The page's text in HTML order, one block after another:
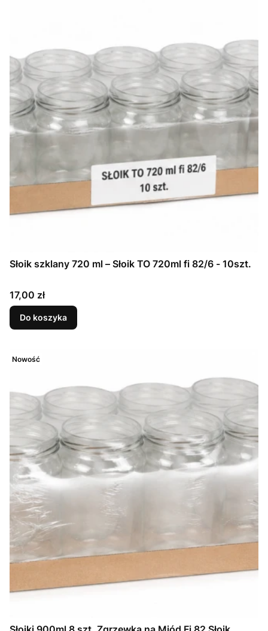
Słoik szklany 720 ml – Słoik TO 720ml fi 82/6 - 10szt.
Cena
17,00 zł
Do koszyka
Nowość